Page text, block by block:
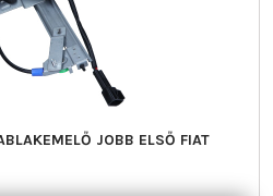
JOBB ELSŐ FIAT